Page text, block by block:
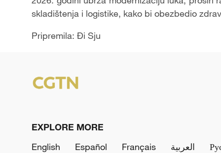
skladištenja i logistike, kako bi obezbedio
Pripremila: Đi Sju
EXPLORE MORE
English
Español Français العربية